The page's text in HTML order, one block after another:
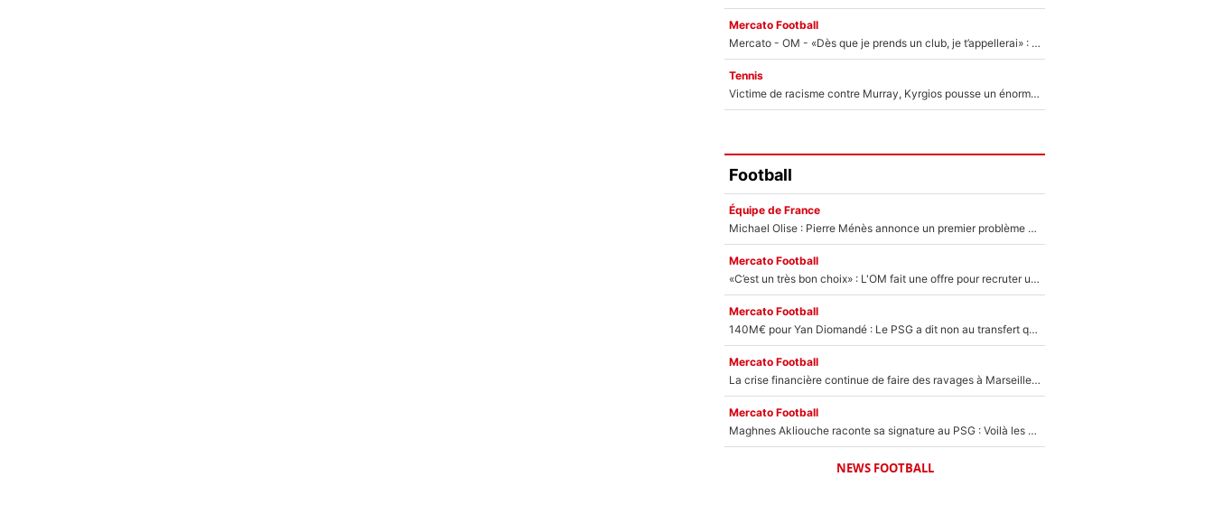
Mercato Football
Mercato - OM - «Dès que je prends un club, je t’appellerai» : La promesse de Marcelino au moment de claquer la porte
Tennis
Victime de racisme contre Murray, Kyrgios pousse un énorme coup de gueule !
Football
Équipe de France
Michael Olise : Pierre Ménès annonce un premier problème pour Zinedine Zidane en équipe de France
Mercato Football
«C’est un très bon choix» : L'OM fait une offre pour recruter un ancien joueur du PSG... et c'est validé dans l'After Foot !
Mercato Football
140M€ pour Yan Diomandé : Le PSG a dit non au transfert qui bat tous les records sur le mercato
Mercato Football
La crise financière continue de faire des ravages à Marseille : L’OM a placé 12 joueurs sur le marché des transferts… et ça pourrait lui rapporter près de 100M€ !
Mercato Football
Maghnes Akliouche raconte sa signature au PSG : Voilà les coulisses de son transfert de rêve à 50M€
NEWS FOOTBALL